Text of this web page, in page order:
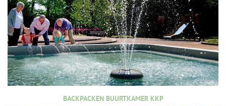
BACKPACKEN BUURTKAMER KKP